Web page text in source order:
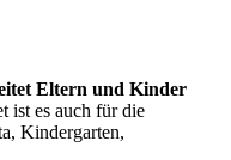
Eltern und Kinder
ist es auch für die
Kindergarten,